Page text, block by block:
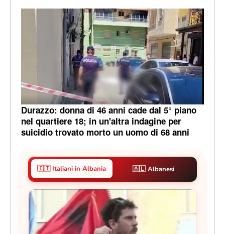
Durazzo: donna di 46 anni cade dal 5° piano
nel quartiere 18; in un'altra indagine per
suicidio trovato morto un uomo di 68 anni
🇮🇹 Italiani in Albania 🇦🇱 Albanesi